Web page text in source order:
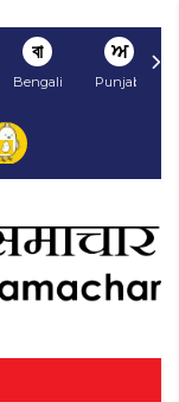
বা
Bengali
ਅ
Punjabi